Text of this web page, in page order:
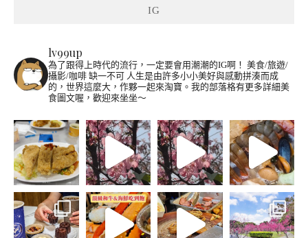
IG
lv99up
為了跟得上時代的流行，一定要會用潮潮的IG啊！ 美食/旅遊/
攝影/咖啡 缺一不可 人生是由許多小小美好與感動拼湊而成
的，世界這麼大，作夥一起來淘寶。我的部落格有更多詳細美
食圖文喔，歡迎來坐坐～